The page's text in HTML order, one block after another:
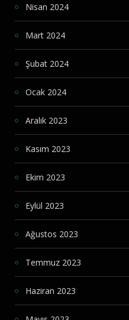
Nisan 2024
Mart 2024
Şubat 2024
Ocak 2024
Aralık 2023
Kasım 2023
Ekim 2023
Eylül 2023
Ağustos 2023
Temmuz 2023
Haziran 2023